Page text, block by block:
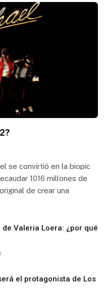
se convirtió en la biopic
1016 millones de
de crear una
de Valeria Loera: ¿por qué
el protagonista de Los